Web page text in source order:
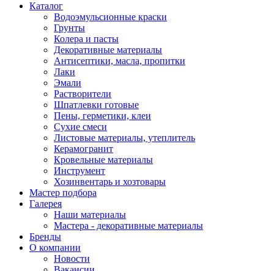
Каталог
Водоэмульсионные краски
Грунты
Колера и пасты
Декоративные материалы
Антисептики, масла, пропитки
Лаки
Эмали
Растворители
Шпатлевки готовые
Пены, герметики, клеи
Сухие смеси
Листовые материалы, утеплитель
Керамогранит
Кровельные материалы
Инструмент
Хозинвентарь и хозтовары
Мастер подбора
Галерея
Наши материалы
Мастера - декоративные материалы
Бренды
О компании
Новости